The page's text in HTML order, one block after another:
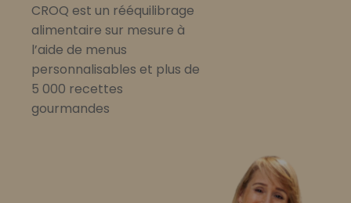
CROQ est un rééquilibrage
alimentaire sur mesure à
l’aide de menus
personnalisables et plus de
5 000 recettes
gourmandes